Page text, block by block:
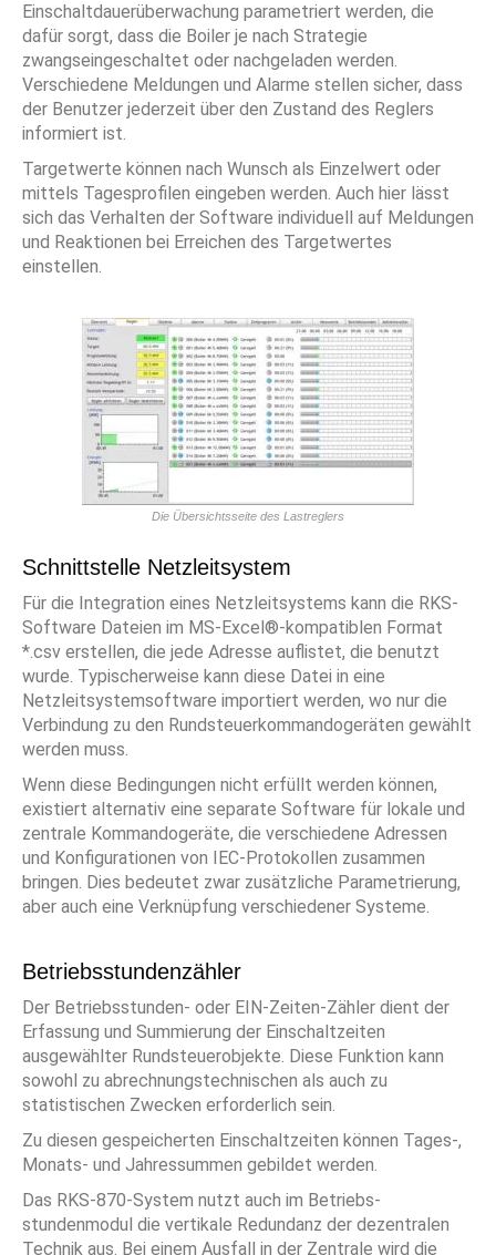
Einschaltdauerüberwachung parametriert werden, die
dafür sorgt, dass die Boiler je nach Strategie
zwangseingeschaltet oder nachgeladen werden.
Verschiedene Meldungen und Alarme stellen sicher, dass
der Benutzer jederzeit über den Zustand des Reglers
informiert ist.
Targetwerte können nach Wunsch als Einzelwert oder
mittels Tagesprofilen eingeben werden. Auch hier lässt
sich das Verhalten der Software individuell auf Meldungen
und Reaktionen bei Erreichen des Targetwertes
einstellen.
Die Übersichtsseite des Lastreglers
Schnittstelle Netzleitsystem
Für die Integration eines Netzleitsystems kann die RKS-
Software Dateien im MS-Excel®-kompatiblen Format
*.csv erstellen, die jede Adresse auflistet, die benutzt
wurde. Typischerweise kann diese Datei in eine
Netzleitsystemsoftware importiert werden, wo nur die
Verbindung zu den Rundsteuerkommandogeräten gewählt
werden muss.
Wenn diese Bedingungen nicht erfüllt werden können,
existiert alternativ eine separate Software für lokale und
zentrale Kommandogeräte, die verschiedene Adressen
und Konfigurationen von IEC-Protokollen zusammen
bringen. Dies bedeutet zwar zusätzliche Parametrierung,
aber auch eine Verknüpfung verschiedener Systeme.
Betriebsstundenzähler
Der Betriebsstunden- oder EIN-Zeiten-Zähler dient der
Erfassung und Summierung der Einschaltzeiten
ausgewählter Rundsteuerobjekte. Diese Funktion kann
sowohl zu abrechnungstechnischen als auch zu
statistischen Zwecken erforderlich sein.
Zu diesen gespeicherten Einschaltzeiten können Tages-,
Monats- und Jahressummen gebildet werden.
Das RKS-870-System nutzt auch im Betriebs­
stundenmodul die vertikale Redundanz der dezentralen
Technik aus. Bei einem Ausfall in der Zentrale wird die